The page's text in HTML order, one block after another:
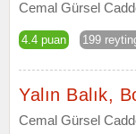
Cemal Gürsel
4.4 puan 199
Yalın Balık,
Cemal Gürsel